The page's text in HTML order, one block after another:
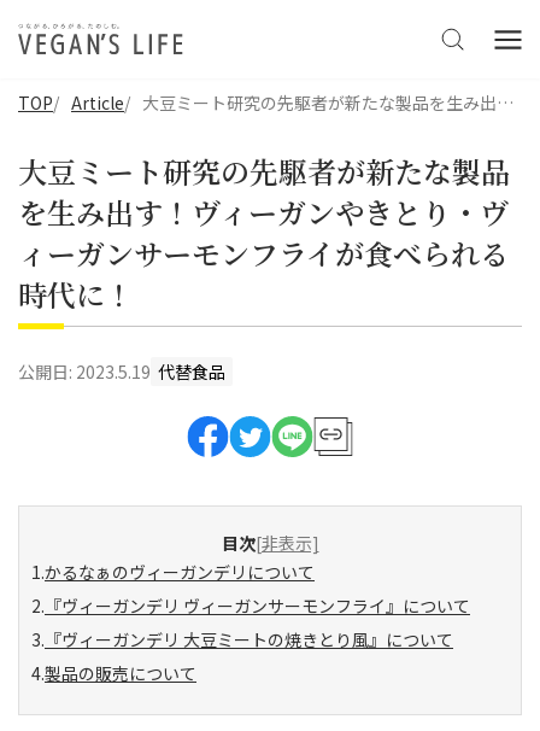
TOP Article 大豆ミート研究の先駆者が新たな製品を生み出す！ヴィーガンやきとり・ヴィーガンサーモンフライが食べられる時代に！
大豆ミート研究の先駆者が新たな製品
を生み出す！ヴィーガンやきとり・ヴ
ィーガンサーモンフライが食べられる
時代に！
公開日: 2023.5.19 代替食品
目次[非表示]
かるなぁのヴィーガンデリについて
『ヴィーガンデリ ヴィーガンサーモンフライ』について
『ヴィーガンデリ 大豆ミートの焼きとり風』について
製品の販売について